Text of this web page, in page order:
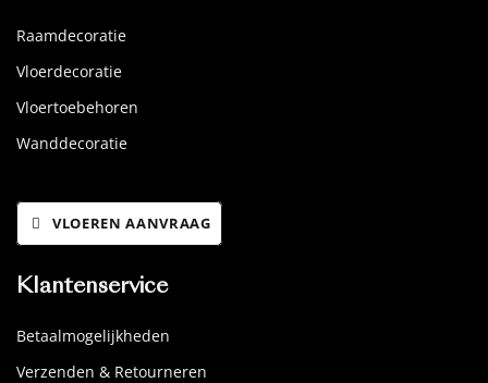
Raamdecoratie
Vloerdecoratie
Vloertoebehoren
Wanddecoratie
VLOEREN AANVRAAG
Klantenservice
Betaalmogelijkheden
Verzenden & Retourneren